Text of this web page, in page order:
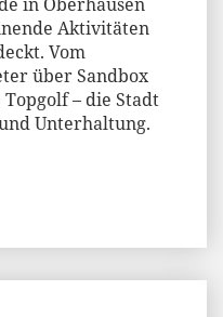
Aktivitäten
Vom
über Sandbox
– die Stadt
Unterhaltung.